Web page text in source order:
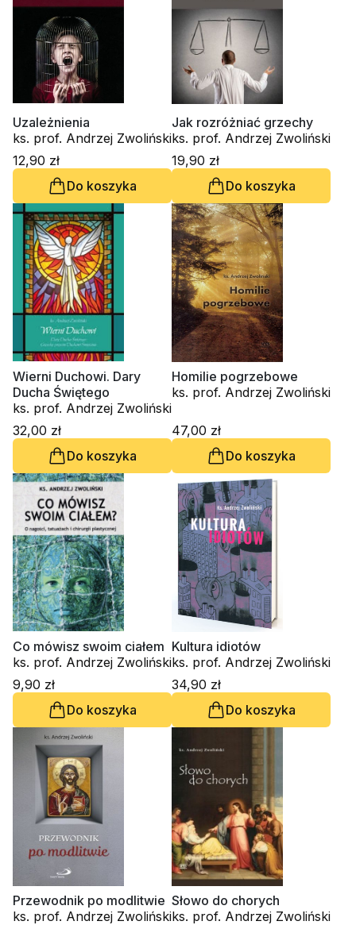
Uzależnienia
ks. prof. Andrzej Zwoliński
12,90 zł
Do koszyka
Jak rozróżniać grzechy
ks. prof. Andrzej Zwoliński
19,90 zł
Do koszyka
Wierni Duchowi. Dary
Ducha Świętego
ks. prof. Andrzej Zwoliński
32,00 zł
Do koszyka
Homilie pogrzebowe
ks. prof. Andrzej Zwoliński
47,00 zł
Do koszyka
Co mówisz swoim ciałem
ks. prof. Andrzej Zwoliński
9,90 zł
Do koszyka
Kultura idiotów
ks. prof. Andrzej Zwoliński
34,90 zł
Do koszyka
Przewodnik po modlitwie
ks. prof. Andrzej Zwoliński
Słowo do chorych
ks. prof. Andrzej Zwoliński